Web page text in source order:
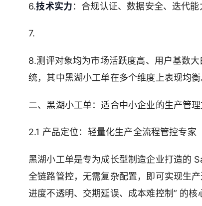
6.技术实力：合规认证、数据安全、迭代能
7.
8.测评对象均为市场活跃度高、用户基数
统，其中黑湖小工单在多个维度上表现均衡
二、黑湖小工单：适合中小企业的生产管
2.1 产品定位：轻量化生产全流程管控专家
黑湖小工单是专为成长型制造企业打造的
全链路管控，无需复杂配置，即可实现生
进度不透明、交期延误、成本难控制” 的核